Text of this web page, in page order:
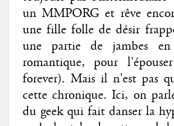
un MMPORG et rêve
une fille folle de désir
une partie de jambes
romantique, pour
forever). Mais il n'est pas
cette chronique. Ici, on
du geek qui fait danser la